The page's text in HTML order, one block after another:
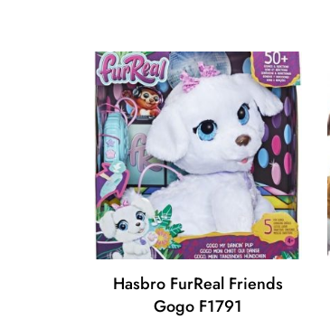
Hasbro FurReal Friends
Gogo F1791